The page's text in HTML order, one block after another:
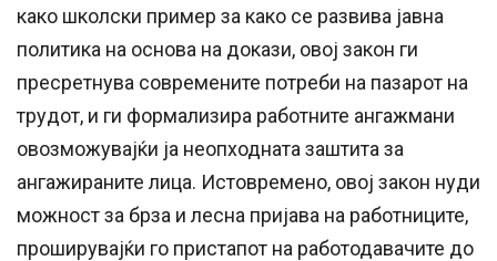
како школски пример за како се развива јавна
политика на основа на докази, овој закон ги
пресретнува современите потреби на пазарот на
трудот, и ги формализира работните ангажмани
овозможувајќи ја неопходната заштита за
ангажираните лица. Истовремено, овој закон нуди
можност за брза и лесна пријава на работниците,
проширувајќи го пристапот на работодавачите до